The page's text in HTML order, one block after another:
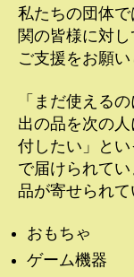
私たちの団体
関の皆様に対
ご支援をお願い
「まだ使える
出の品を次の
付したい」と
で届けられて
品が寄せられて
おもちゃ
ゲーム機器